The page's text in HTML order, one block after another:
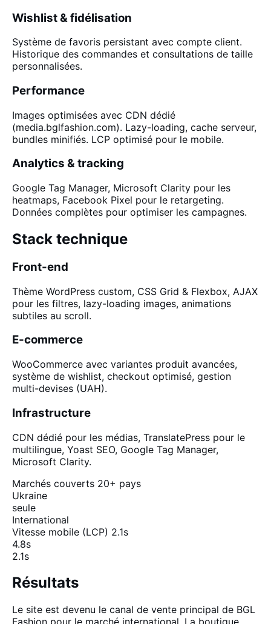
Wishlist & fidélisation
Système de favoris persistant avec compte client.
Historique des commandes et consultations de taille
personnalisées.
Performance
Images optimisées avec CDN dédié
(media.bglfashion.com). Lazy-loading, cache serveur,
bundles minifiés. LCP optimisé pour le mobile.
Analytics & tracking
Google Tag Manager, Microsoft Clarity pour les
heatmaps, Facebook Pixel pour le retargeting.
Données complètes pour optimiser les campagnes.
Stack technique
Front-end
Thème WordPress custom, CSS Grid & Flexbox, AJAX
pour les filtres, lazy-loading images, animations
subtiles au scroll.
E-commerce
WooCommerce avec variantes produit avancées,
système de wishlist, checkout optimisé, gestion
multi-devises (UAH).
Infrastructure
CDN dédié pour les médias, TranslatePress pour le
multilingue, Yoast SEO, Google Tag Manager,
Microsoft Clarity.
Marchés couverts 20+ pays
Ukraine
seule
International
Vitesse mobile (LCP) 2.1s
4.8s
2.1s
Résultats
Le site est devenu le canal de vente principal de BGL